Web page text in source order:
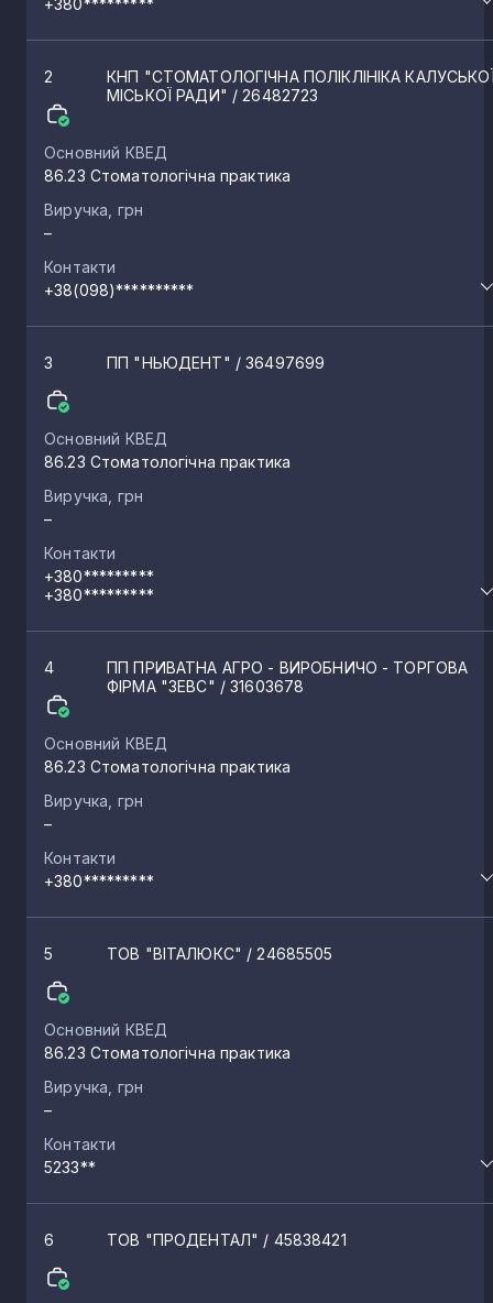
2
КНП "СТОМАТОЛОГІЧНА ПОЛІКЛІНІКА
МІСЬКОЇ РАДИ" / 26482723
Основний КВЕД
86.23 Стоматологічна практика
Виручка, грн
–
Контакти
+38(098)**********
3 ПП "НЬЮДЕНТ" / 36497699
Основний КВЕД
86.23 Стоматологічна практика
Виручка, грн
–
Контакти
+380*********
+380*********
4
ПП ПРИВАТНА АГРО - ВИРОБНИЧО - ТОРГОВА
ФІРМА "ЗЕВС" / 31603678
Основний КВЕД
86.23 Стоматологічна практика
Виручка, грн
–
Контакти
+380*********
5 ТОВ "ВІТАЛЮКС" / 24685505
Основний КВЕД
86.23 Стоматологічна практика
Виручка, грн
–
Контакти
5233**
6 ТОВ "ПРОДЕНТАЛ" / 45838421